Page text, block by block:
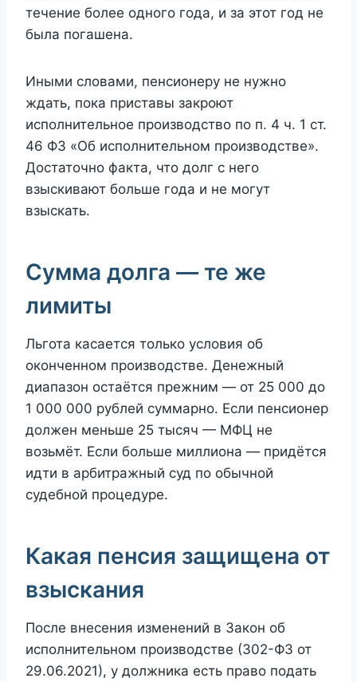
течение более одного года, и за этот год не
была погашена.
Иными словами, пенсионеру не нужно
ждать, пока приставы закроют
исполнительное производство по п. 4 ч. 1 ст.
46 ФЗ «Об исполнительном производстве».
Достаточно факта, что долг с него
взыскивают больше года и не могут
взыскать.
Сумма долга — те же
лимиты
Льгота касается только условия об
оконченном производстве. Денежный
диапазон остаётся прежним — от 25 000 до
1 000 000 рублей суммарно. Если пенсионер
должен меньше 25 тысяч — МФЦ не
возьмёт. Если больше миллиона — придётся
идти в арбитражный суд по обычной
судебной процедуре.
Какая пенсия защищена от
взыскания
После внесения изменений в Закон об
исполнительном производстве (302-ФЗ от
29.06.2021), у должника есть право подать